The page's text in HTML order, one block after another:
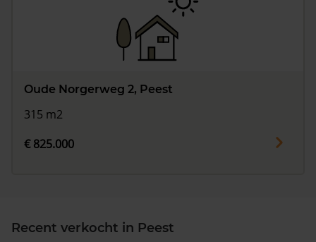
Oude Norgerweg 2, Peest
315 m2
€ 825.000
Recent verkocht in Peest